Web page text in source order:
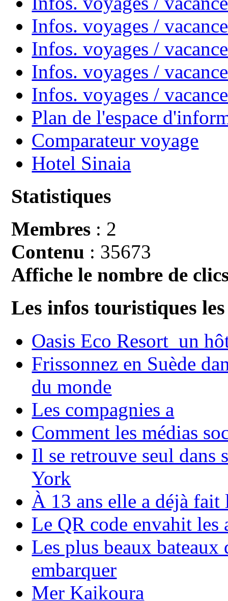
Infos. voyages /
Infos. voyages /
Infos. voyages /
Infos. voyages /
Plan de l'espace
Comparateur voyage
Hotel Sinaia
Statistiques
Membres : 2
Contenu : 35673
Affiche le nombre de
Les infos touristiques
Oasis Eco Resort un
Frissonnez en Suède
du monde
Les compagnies a
Comment les médias
Il se retrouve seul dans
York
À 13 ans elle a déjà
Le QR code envahit les
Les plus beaux bateaux
embarquer
Mer Kaikoura